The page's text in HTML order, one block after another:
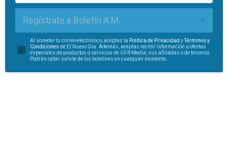
Regístrate a Boletín A.M.
Al someter tu correo electrónico, aceptas la Política de Privacidad yTérminos y
Condiciones de El Nuevo Día. Además, aceptas recibir información u ofertas
especiales de productos o servicios de GFR Media, sus afiliadas o de terceros.
Podrás optar salirte de los boletines en cualquier momento.